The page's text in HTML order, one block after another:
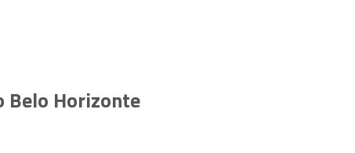
Belo Horizonte